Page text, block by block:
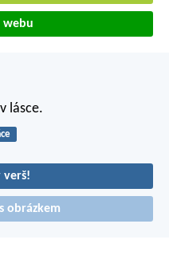
webu
lásce.
verš!
obrázkem